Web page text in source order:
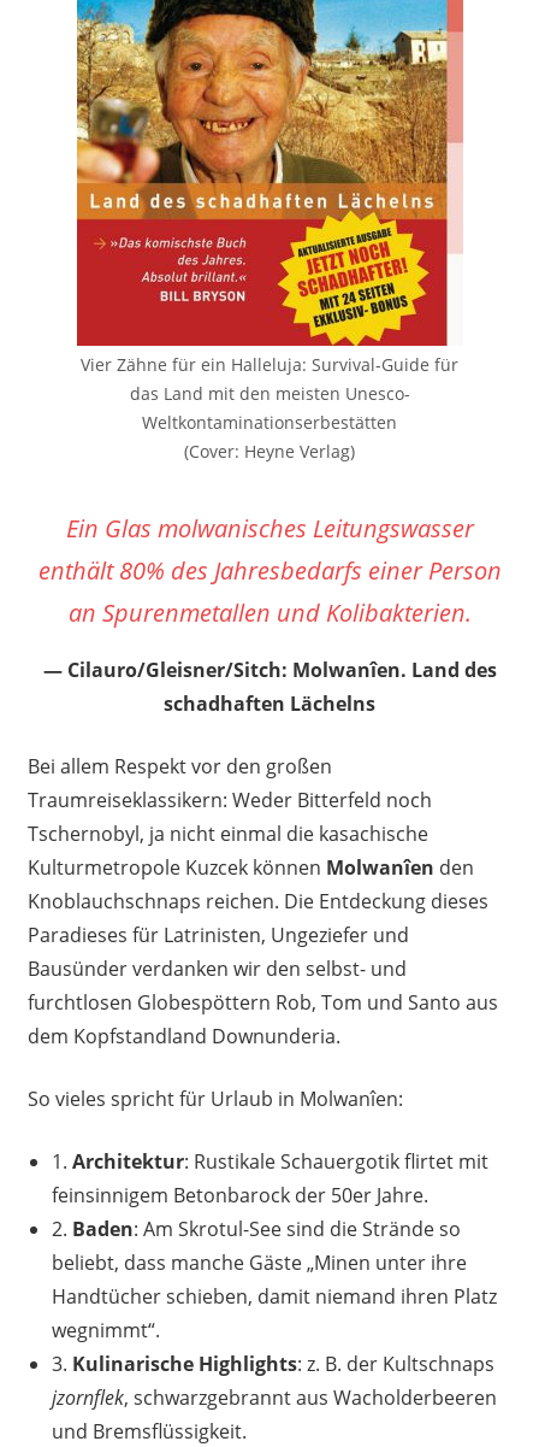
Vier Zähne für ein Halleluja: Survival-Guide für
das Land mit den meisten Unesco-
Weltkontaminationserbestätten
(Cover: Heyne Verlag)
Ein Glas molwanisches Leitungswasser
enthält 80% des Jahresbedarfs einer Person
an Spurenmetallen und Kolibakterien.
Cilauro/Gleisner/Sitch: Molwanîen. Land des
schadhaften Lächelns
Bei allem Respekt vor den großen
Traumreiseklassikern: Weder Bitterfeld noch
Tschernobyl, ja nicht einmal die kasachische
Kulturmetropole Kuzcek können Molwanîen den
Knoblauchschnaps reichen. Die Entdeckung dieses
Paradieses für Latrinisten, Ungeziefer und
Bausünder verdanken wir den selbst- und
furchtlosen Globespöttern Rob, Tom und Santo aus
dem Kopfstandland Downunderia.
So vieles spricht für Urlaub in Molwanîen:
1. Architektur: Rustikale Schauergotik flirtet mit
feinsinnigem Betonbarock der 50er Jahre.
2. Baden: Am Skrotul-See sind die Strände so
beliebt, dass manche Gäste „Minen unter ihre
Handtücher schieben, damit niemand ihren Platz
wegnimmt“.
3. Kulinarische Highlights: z. B. der Kultschnaps
jzornflek, schwarzgebrannt aus Wacholderbeeren
und Bremsflüssigkeit.